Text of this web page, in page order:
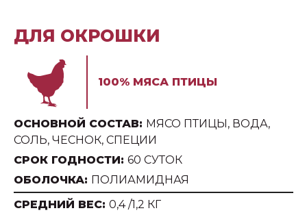
ДЛЯ ОКРОШКИ
100% МЯСА ПТИЦЫ
ОСНОВНОЙ СОСТАВ: МЯСО ПТИЦЫ, ВОДА,
СОЛЬ, ЧЕСНОК, СПЕЦИИ
СРОК ГОДНОСТИ: 60 СУТОК
ОБОЛОЧКА: ПОЛИАМИДНАЯ
СРЕДНИЙ ВЕС: 0,4 /1,2 КГ